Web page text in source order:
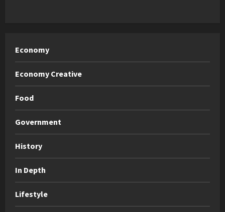
Economy
Economy Creative
Food
Government
History
In Depth
Lifestyle